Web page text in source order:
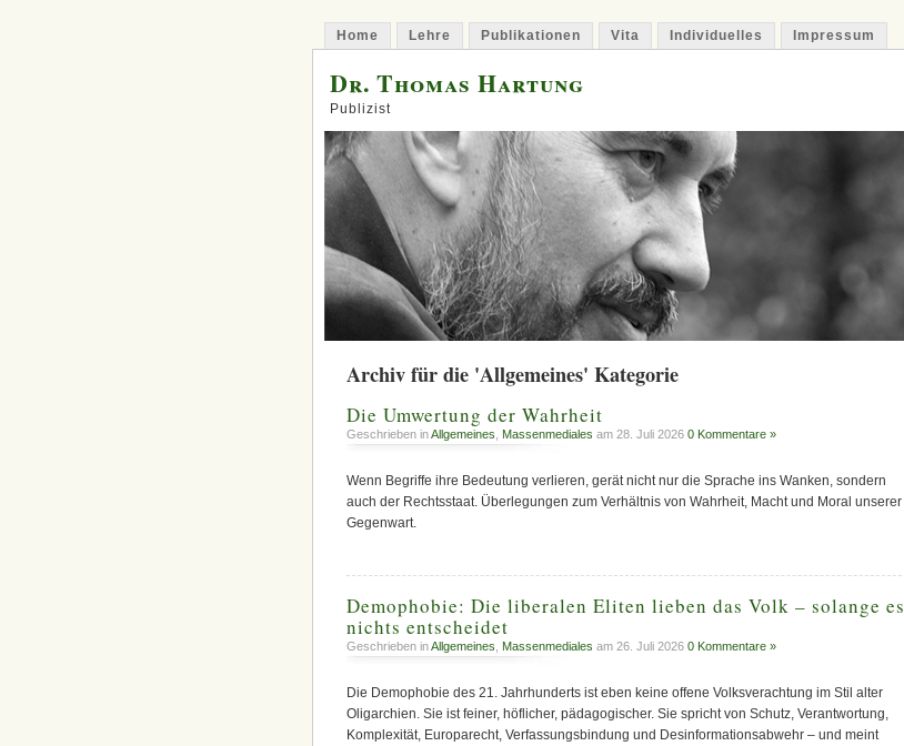
Home Lehre Publikationen Vita Individuelles Impressum
Dr. Thomas Hartung
Publizist
Archiv für die 'Allgemeines' Kategorie
Die Umwertung der Wahrheit
Geschrieben inAllgemeines Massenmediales am 28. Juli 2026 0 Kommentare »
Wenn Begriffe ihre Bedeutung verlieren, gerät nicht nur die Sprache ins Wanken, sondern
auch der Rechtsstaat. Überlegungen zum Verhältnis von Wahrheit, Macht und Moral unserer
Gegenwart.
Demophobie: Die liberalen Eliten lieben das Volk – solange es
nichts entscheidet
Geschrieben inAllgemeines Massenmediales am 26. Juli 2026 0 Kommentare »
Die Demophobie des 21. Jahrhunderts ist eben keine offene Volksverachtung im Stil alter
Oligarchien. Sie ist feiner, höflicher, pädagogischer. Sie spricht von Schutz, Verantwortung,
Komplexität, Europarecht, Verfassungsbindung und Desinformationsabwehr – und meint